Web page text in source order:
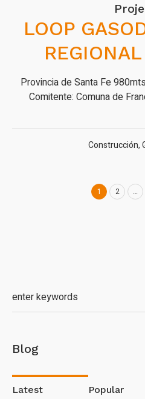
LOOP
Provincia de Santa Fe
Comitente: Comuna de
Construcción,
1 2 …
Blog
Latest Popular